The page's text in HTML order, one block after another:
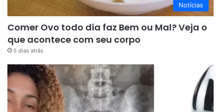
Notícias
Comer Ovo todo dia faz Bem ou Mal? Veja o
que acontece com seu corpo
5 dias atrás